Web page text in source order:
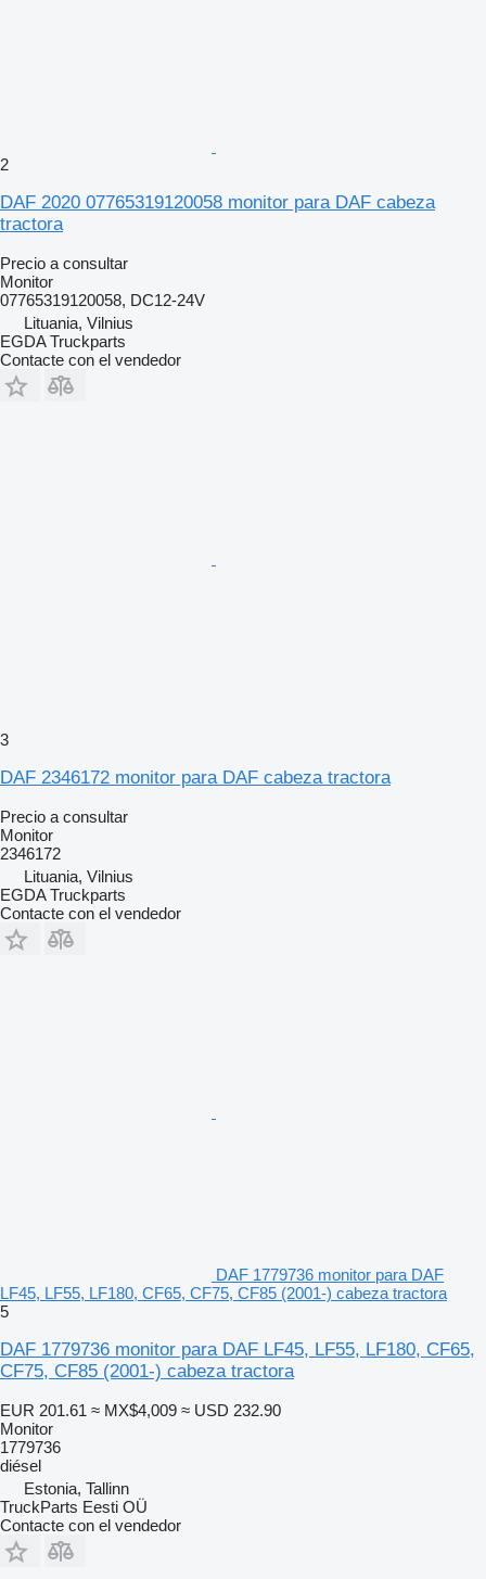
2
DAF 2020 07765319120058 monitor para DAF cabeza
tractora
Precio a consultar
Monitor
07765319120058, DC12-24V
Lituania, Vilnius
EGDA Truckparts
Contacte con el vendedor
3
DAF 2346172 monitor para DAF cabeza tractora
Precio a consultar
Monitor
2346172
Lituania, Vilnius
EGDA Truckparts
Contacte con el vendedor
DAF 1779736 monitor para DAF
LF45, LF55, LF180, CF65, CF75, CF85 (2001-) cabeza tractora
5
DAF 1779736 monitor para DAF LF45, LF55, LF180, CF65,
CF75, CF85 (2001-) cabeza tractora
EUR 201.61 ≈ MX$4,009 ≈ USD 232.90
Monitor
1779736
diésel
Estonia, Tallinn
TruckParts Eesti OÜ
Contacte con el vendedor